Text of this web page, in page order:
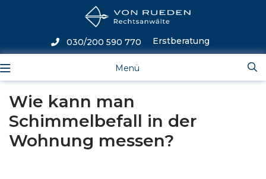
Menü
030/200 590 770 Erstberatung
Wie kann man
Schimmelbefall in der
Wohnung messen?